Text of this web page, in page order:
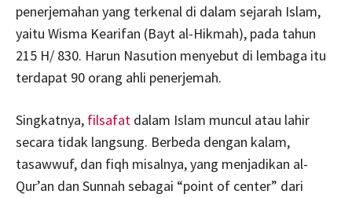
penerjemahan yang terkenal di dalam sejarah Islam,
yaitu Wisma Kearifan (Bayt al-Hikmah), pada tahun
215 H/ 830. Harun Nasution menyebut di lembaga itu
terdapat 90 orang ahli penerjemah.
Singkatnya, filsafat dalam Islam muncul atau lahir
secara tidak langsung. Berbeda dengan kalam,
tasawwuf, dan fiqh misalnya, yang menjadikan al-
Qur’an dan Sunnah sebagai “point of center” dari